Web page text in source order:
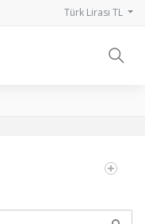
Türk Lirası TL